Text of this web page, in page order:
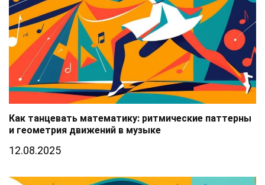
Как танцевать математику: ритмические паттерны
и геометрия движений в музыке
12.08.2025